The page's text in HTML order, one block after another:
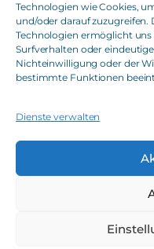
Technologien wie Cookies,
und/oder darauf
Technologien ermöglicht
Surfverhalten oder
Nichteinwilligung oder der
bestimmte Funktionen
Dienste verwalten
Moore TK GmbH
T+49(0)621 42508-0
Einfo@moore-tk.de
IMPRESSUM